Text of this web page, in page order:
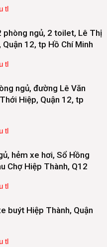
tl
phòng ngủ, 2 toilet, Lê Thị
12, tp Hồ Chí Minh
tl
ngủ, đường Lê Văn
Hiệp, Quận 12, tp
tl
hẻm xe hơi, Sổ Hồng
Chợ Hiệp Thành, Q12
tl
buýt Hiệp Thành, Quận
tl